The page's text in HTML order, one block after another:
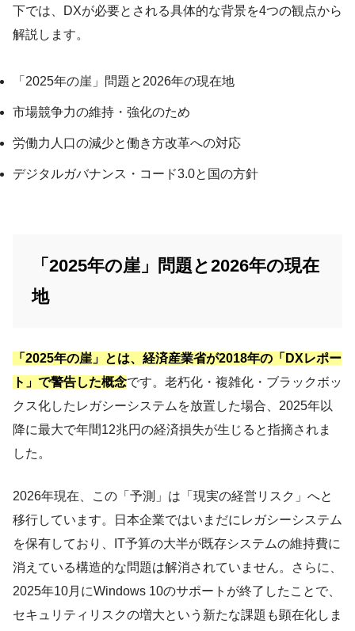
下では、DXが必要とされる具体的な背景を4つの観点から
解説します。
「2025年の崖」問題と2026年の現在地
市場競争力の維持・強化のため
労働力人口の減少と働き方改革への対応
デジタルガバナンス・コード3.0と国の方針
「2025年の崖」問題と2026年の現在
地
「2025年の崖」とは、経済産業省が2018年の「DXレポー
ト」で警告した概念です。老朽化・複雑化・ブラックボッ
クス化したレガシーシステムを放置した場合、2025年以
降に最大で年間12兆円の経済損失が生じると指摘されま
した。
2026年現在、この「予測」は「現実の経営リスク」へと
移行しています。日本企業ではいまだにレガシーシステム
を保有しており、IT予算の大半が既存システムの維持費に
消えている構造的な問題は解消されていません。さらに、
2025年10月にWindows 10のサポートが終了したことで、
セキュリティリスクの増大という新たな課題も顕在化しま